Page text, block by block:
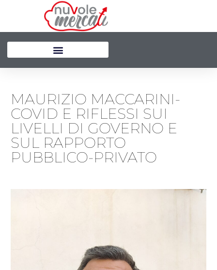
MAURIZIO MACCARINI-
COVID E RIFLESSI SUI
LIVELLI DI GOVERNO E
SUL RAPPORTO
PUBBLICO-PRIVATO